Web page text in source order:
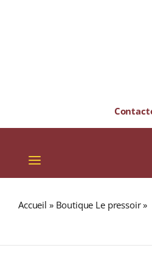
Toggle
Navigation
SPIRITUEUX
Accueil » Boutique Le pressoir»